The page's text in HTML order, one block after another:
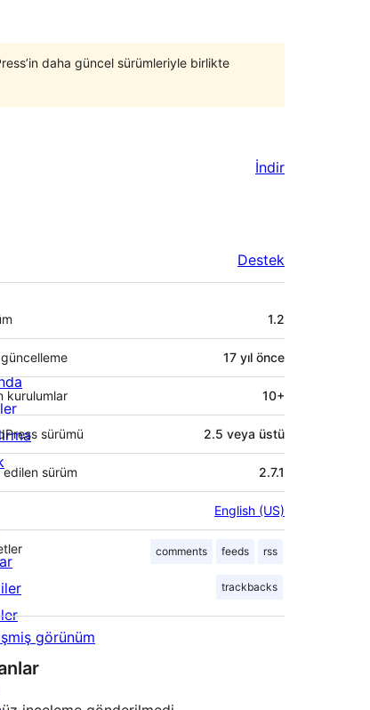
daha güncel sürümleriyle birlikte
İndir
Destek
1.2
17 yıl önce
kurulumlar 10+
sürümü 2.5 veya üstü
edilen sürüm 2.7.1
English (US)
comments feeds rss
trackbacks
görünüm